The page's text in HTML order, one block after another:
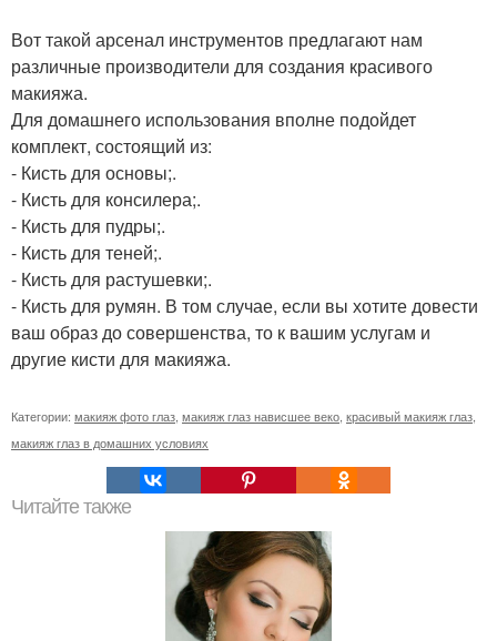
Вот такой арсенал инструментов предлагают нам
различные производители для создания красивого
макияжа.
Для домашнего использования вполне подойдет
комплект, состоящий из:
- Кисть для основы;.
- Кисть для консилера;.
- Кисть для пудры;.
- Кисть для теней;.
- Кисть для растушевки;.
- Кисть для румян. В том случае, если вы хотите довести
ваш образ до совершенства, то к вашим услугам и
другие кисти для макияжа.
Категории: макияж фото глаз макияж глаз нависшее веко красивый макияж глаз
макияж глаз в домашних условиях
Читайте также